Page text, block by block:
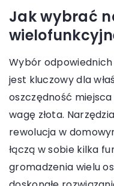
Jak wybrać
Wybór
jest kluczowy dla
oszczędność
wagę złota.
rewolucja w
łączą w sobie kilka
gromadzenia wielu